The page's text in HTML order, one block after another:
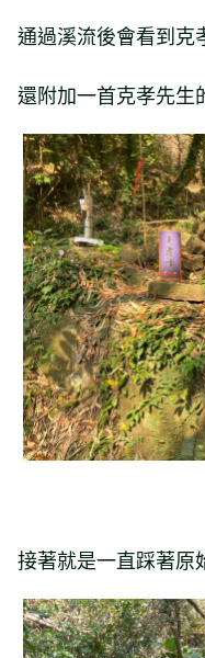
通過溪流後會看到克
還附加一首克孝先生
接著就是一直踩著原